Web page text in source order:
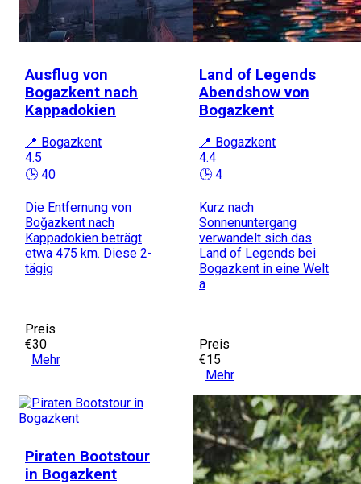
Ausflug von
Bogazkent nach
Kappadokien
📍 Bogazkent
4.5
🕒 40
Die Entfernung von
Boğazkent nach
Kappadokien beträgt
etwa 475 km. Diese 2-
tägig
Preis
€30
Mehr
Land of Legends
Abendshow von
Bogazkent
📍 Bogazkent
4.4
🕒 4
Kurz nach
Sonnenuntergang
verwandelt sich das
Land of Legends bei
Bogazkent in eine Welt
a
Preis
€15
Mehr
Piraten Bootstour
in Bogazkent